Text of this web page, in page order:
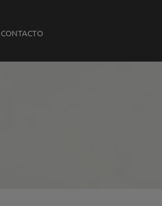
CONTACTO